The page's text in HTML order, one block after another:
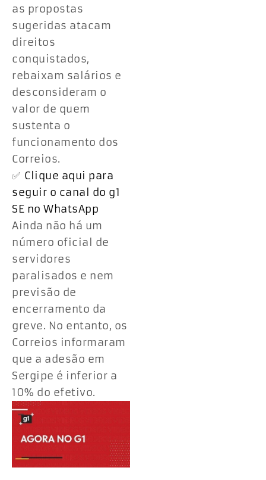
as propostas
sugeridas atacam
direitos
conquistados,
rebaixam salários e
desconsideram o
valor de quem
sustenta o
funcionamento dos
Correios.
✅ Clique aqui para
seguir o canal do g1
SE no WhatsApp
Ainda não há um
número oficial de
servidores
paralisados e nem
previsão de
encerramento da
greve. No entanto, os
Correios informaram
que a adesão em
Sergipe é inferior a
10% do efetivo.